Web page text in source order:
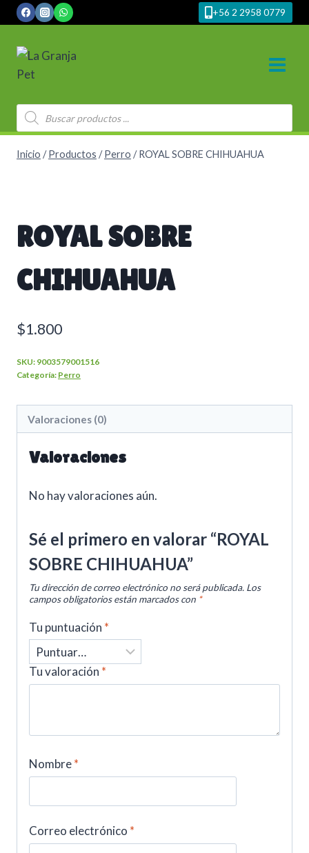
Saltar
al
contenido
+56 2 2958 0779
Búsqueda
de
productos
Inicio / Productos / Perro / ROYAL SOBRE CHIHUAHUA
ROYAL SOBRE
CHIHUAHUA
$1.800
SKU: 9003579001516
Categoría: Perro
Valoraciones (0)
Valoraciones
No hay valoraciones aún.
Sé el primero en valorar “ROYAL
SOBRE CHIHUAHUA”
Tu dirección de correo electrónico no será publicada. Los
campos obligatorios están marcados con *
Tu puntuación *
Tu valoración *
Nombre*
Correo electrónico *